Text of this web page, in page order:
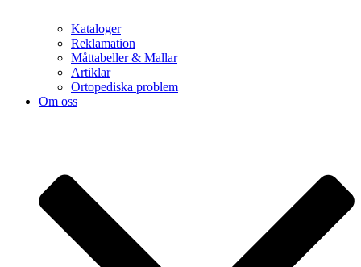
Kataloger
Reklamation
Måttabeller & Mallar
Artiklar
Ortopediska problem
Om oss